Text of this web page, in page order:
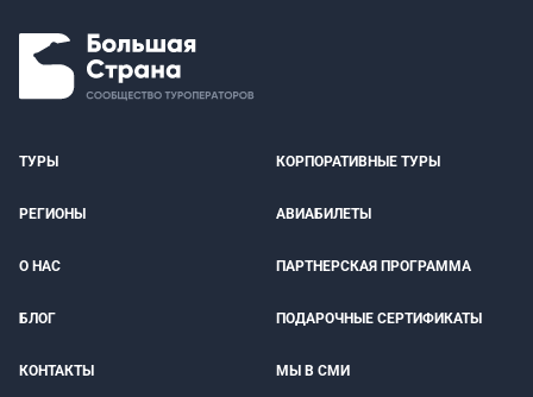
ТУРЫ КОРПОРАТИВНЫЕ ТУРЫ
РЕГИОНЫ АВИАБИЛЕТЫ
О НАС ПАРТНЕРСКАЯ ПРОГРАММА
БЛОГ ПОДАРОЧНЫЕ СЕРТИФИКАТЫ
КОНТАКТЫ МЫ В СМИ